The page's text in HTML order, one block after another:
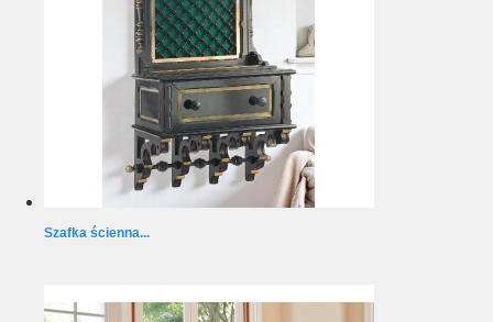
Szafka ścienna...